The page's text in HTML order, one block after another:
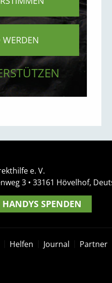
e. V.
3 • 33161 Hövelhof,
HANDYS SPENDEN
Helfen Journal Partner